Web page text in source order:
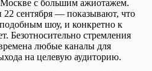
с большим ажиотажем.
сентября — показывают, что
шоу, и конкретно к
Безотносительно стремления
любые каналы для
на целевую аудиторию.